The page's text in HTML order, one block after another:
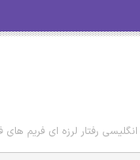
انگلیسی رفتار لرزه ای فریم